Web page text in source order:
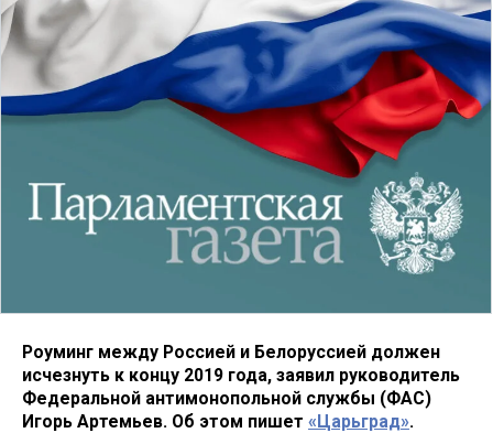
Роуминг между Россией и Белоруссией должен
исчезнуть к концу 2019 года, заявил руководитель
Федеральной антимонопольной службы (ФАС)
Игорь Артемьев. Об этом пишет «Царьград».